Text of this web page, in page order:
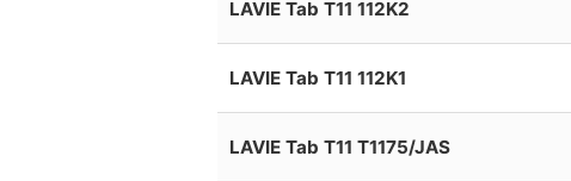
LAVIE Tab T11 112K2
LAVIE Tab T11 112K1
LAVIE Tab T11 T1175/JAS